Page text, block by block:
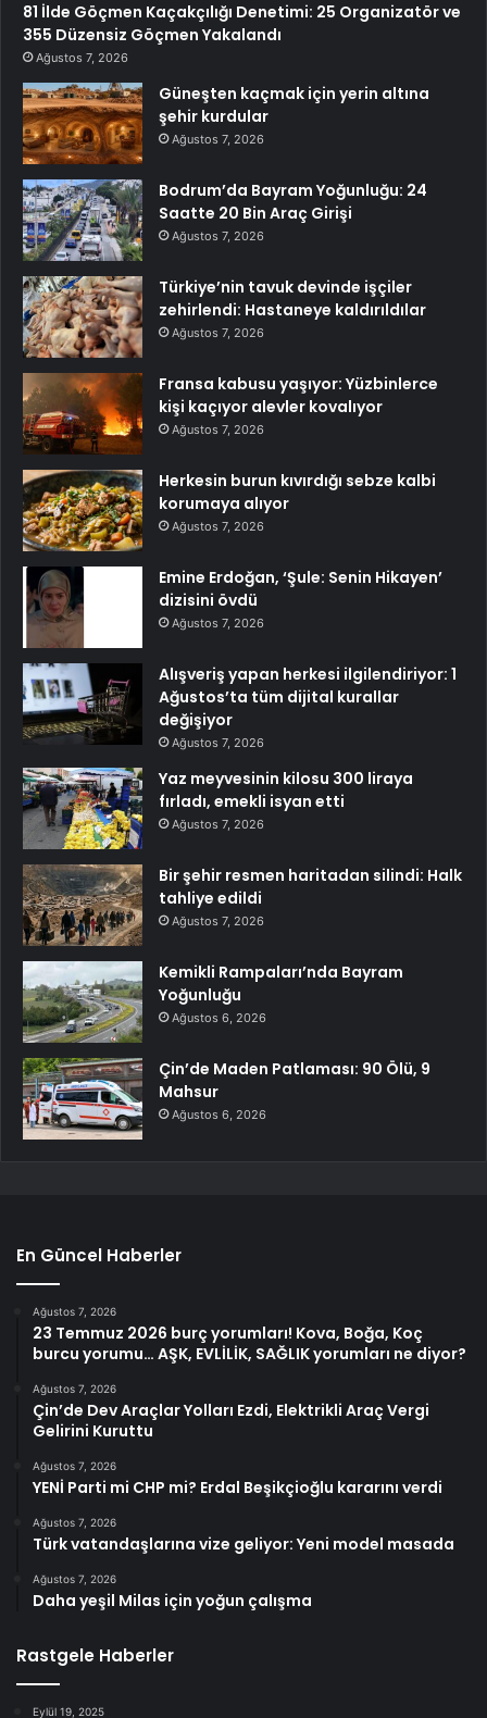
81 İlde Göçmen Kaçakçılığı Denetimi: 25 Organizatör ve
355 Düzensiz Göçmen Yakalandı
Ağustos 7, 2026
Güneşten kaçmak için yerin altına
şehir kurdular
Ağustos 7, 2026
Bodrum’da Bayram Yoğunluğu: 24
Saatte 20 Bin Araç Girişi
Ağustos 7, 2026
Türkiye’nin tavuk devinde işçiler
zehirlendi: Hastaneye kaldırıldılar
Ağustos 7, 2026
Fransa kabusu yaşıyor: Yüzbinlerce
kişi kaçıyor alevler kovalıyor
Ağustos 7, 2026
Herkesin burun kıvırdığı sebze kalbi
korumaya alıyor
Ağustos 7, 2026
Emine Erdoğan, ‘Şule: Senin Hikayen’
dizisini övdü
Ağustos 7, 2026
Alışveriş yapan herkesi ilgilendiriyor: 1
Ağustos’ta tüm dijital kurallar
değişiyor
Ağustos 7, 2026
Yaz meyvesinin kilosu 300 liraya
fırladı, emekli isyan etti
Ağustos 7, 2026
Bir şehir resmen haritadan silindi: Halk
tahliye edildi
Ağustos 7, 2026
Kemikli Rampaları’nda Bayram
Yoğunluğu
Ağustos 6, 2026
Çin’de Maden Patlaması: 90 Ölü, 9
Mahsur
Ağustos 6, 2026
En Güncel Haberler
Ağustos 7, 2026
23 Temmuz 2026 burç yorumları! Kova, Boğa, Koç
burcu yorumu… AŞK, EVLİLİK, SAĞLIK yorumları ne diyor?
Ağustos 7, 2026
Çin’de Dev Araçlar Yolları Ezdi, Elektrikli Araç Vergi
Gelirini Kuruttu
Ağustos 7, 2026
YENİ Parti mi CHP mi? Erdal Beşikçioğlu kararını verdi
Ağustos 7, 2026
Türk vatandaşlarına vize geliyor: Yeni model masada
Ağustos 7, 2026
Daha yeşil Milas için yoğun çalışma
Rastgele Haberler
Eylül 19, 2025